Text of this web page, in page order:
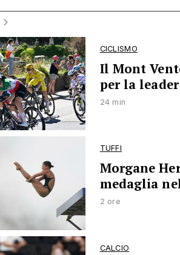
CICLISMO
Il Mont
per la
24 min
TUFFI
Morgane
medaglia
2 ore
CALCIO